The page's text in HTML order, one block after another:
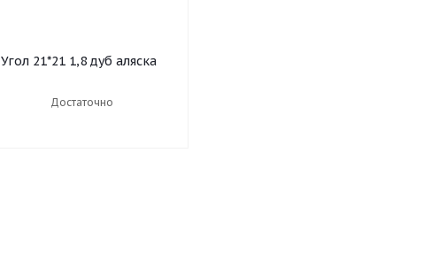
Угол 21*21 1,8 дуб аляска
Достаточно